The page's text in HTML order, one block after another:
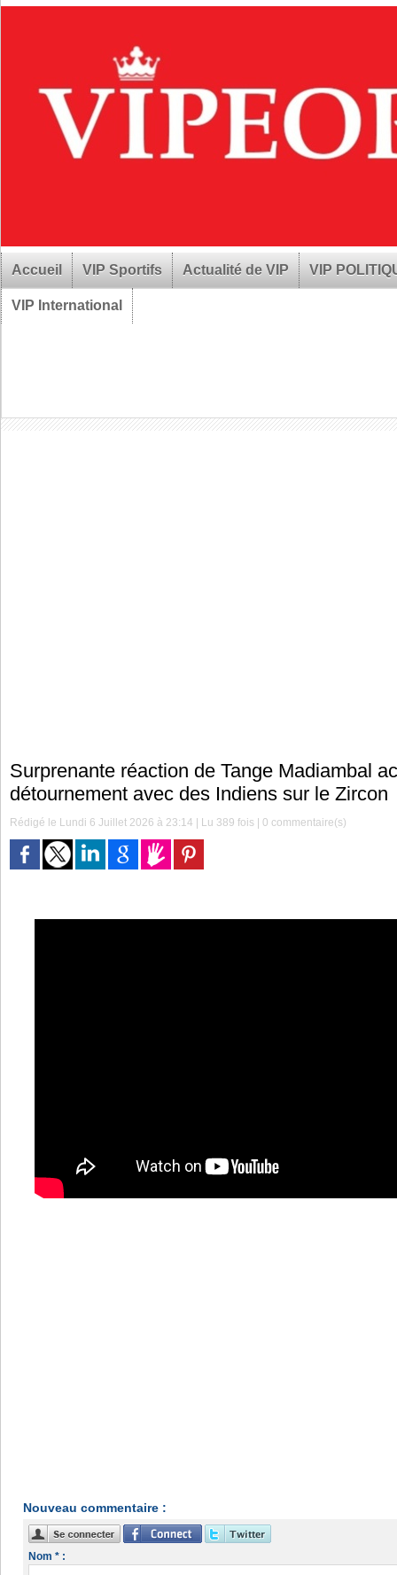
Accueil VIP Sportifs Actualité de VIP VIP
VIP International
Surprenante réaction de Tange Madiambal
détournement avec des Indiens sur le Zircon
Rédigé le Lundi 6 Juillet 2026 à 23:14 | Lu 389 fois |0 commentaire(s)
Nouveau commentaire :
Nom * :